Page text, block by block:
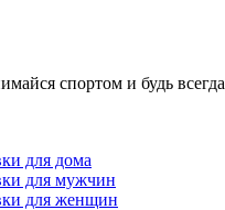
спортом и будь
для дома
для мужчин
для женщин